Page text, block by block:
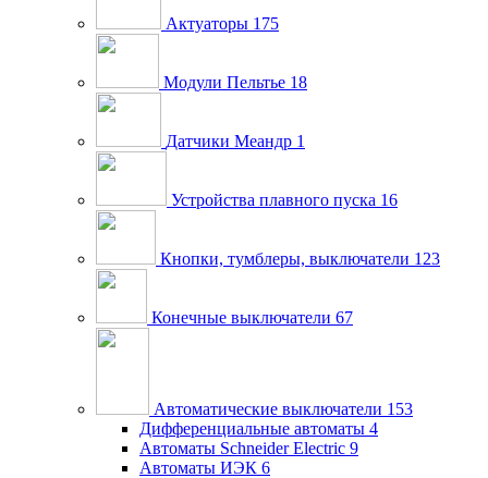
Актуаторы 175
Модули Пельтье 18
Датчики Меандр 1
Устройства плавного пуска 16
Кнопки, тумблеры, выключатели 123
Конечные выключатели 67
Автоматические выключатели 153
Дифференциальные автоматы 4
Автоматы Schneider Electric 9
Автоматы ИЭК 6